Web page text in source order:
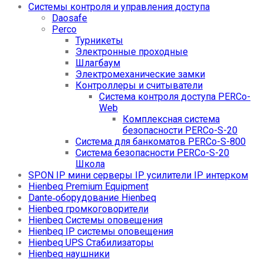
Системы контроля и управления доступа
Daosafe
Perco
Турникеты
Электронные проходные
Шлагбаум
Электромеханические замки
Контроллеры и считыватели
Система контроля доступа PERCo-
Web
Комплексная система
безопасности PERCo-S-20
Система для банкоматов PERCo-S-800
Система безопасности PERCo-S-20
Школа
SPON IP мини серверы IP усилители IP интерком
Hienbeq Premium Equipment
Dante‑оборудование Hienbeq
Hienbeq громкоговорители
Hienbeq Системы оповещения
Hienbeq IP системы оповещения
Hienbeq UPS Стабилизаторы
Hienbeq наушники